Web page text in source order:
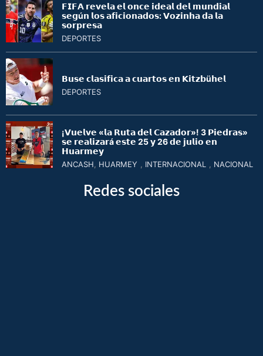
𝗙𝗜𝗙𝗔 𝗿𝗲𝘃𝗲𝗹𝗮 𝗲𝗹 𝗼𝗻𝗰𝗲 𝗶𝗱𝗲𝗮𝗹 𝗱𝗲𝗹 𝗺𝘂𝗻𝗱𝗶𝗮𝗹
𝘀𝗲𝗴ú𝗻 𝗹𝗼𝘀 𝗮𝗳𝗶𝗰𝗶𝗼𝗻𝗮𝗱𝗼𝘀: 𝗩𝗼𝘇𝗶𝗻𝗵𝗮 𝗱𝗮 𝗹𝗮
𝘀𝗼𝗿𝗽𝗿𝗲𝘀𝗮
DEPORTES
𝗕𝘂𝘀𝗲 𝗰𝗹𝗮𝘀𝗶𝗳𝗶𝗰𝗮 𝗮 𝗰𝘂𝗮𝗿𝘁𝗼𝘀 𝗲𝗻 𝗞𝗶𝘁𝘇𝗯ü𝗵𝗲𝗹
DEPORTES
¡𝗩𝘂𝗲𝗹𝘃𝗲 «𝗹𝗮 𝗥𝘂𝘁𝗮 𝗱𝗲𝗹 𝗖𝗮𝘇𝗮𝗱𝗼𝗿»! 3 𝗣𝗶𝗲𝗱𝗿𝗮𝘀»
𝘀𝗲 𝗿𝗲𝗮𝗹𝗶𝘇𝗮𝗿á 𝗲𝘀𝘁𝗲 25 𝘆 26 𝗱𝗲 𝗷𝘂𝗹𝗶𝗼 𝗲𝗻
𝗛𝘂𝗮𝗿𝗺𝗲𝘆
ANCASH HUARMEY INTERNACIONAL NACIONAL
Redes sociales